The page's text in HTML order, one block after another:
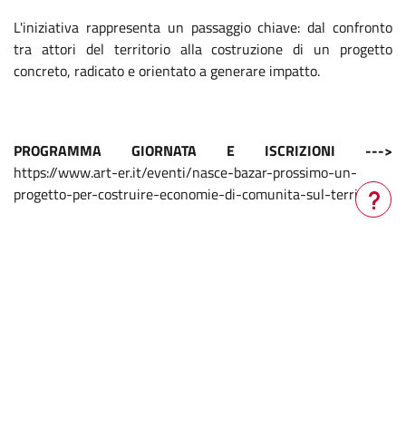
L'iniziativa rappresenta un passaggio chiave: dal confronto
tra attori del territorio alla costruzione di un progetto
concreto, radicato e orientato a generare impatto.
PROGRAMMA GIORNATA E ISCRIZIONI --->
https://www.art-er.it/eventi/nasce-bazar-prossimo-un-
progetto-per-costruire-economie-di-comunita-sul-territorio